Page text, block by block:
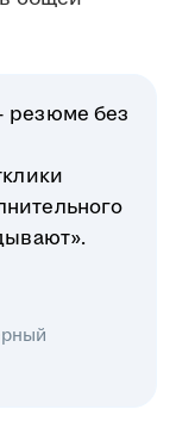
резюме без